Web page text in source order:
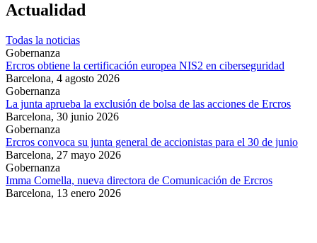
Actualidad
Todas la noticias
Gobernanza
Ercros obtiene la certificación europea NIS2 en ciberseguridad
Barcelona, 4 agosto 2026
Gobernanza
La junta aprueba la exclusión de bolsa de las acciones de Ercros
Barcelona, 30 junio 2026
Gobernanza
Ercros convoca su junta general de accionistas para el 30 de junio
Barcelona, 27 mayo 2026
Gobernanza
Imma Comella, nueva directora de Comunicación de Ercros
Barcelona, 13 enero 2026